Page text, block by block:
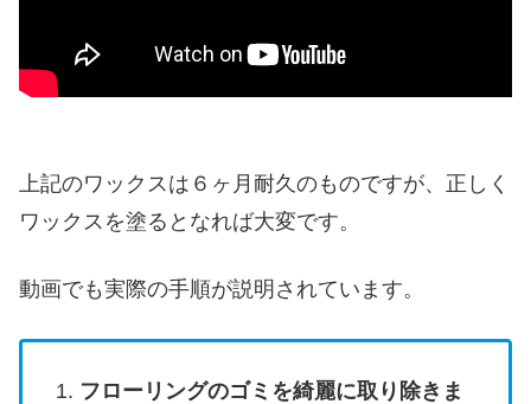
上記のワックスは６ヶ月耐久のものですが、正しく
ワックスを塗るとなれば大変です。
動画でも実際の手順が説明されています。
フローリングのゴミを綺麗に取り除きま